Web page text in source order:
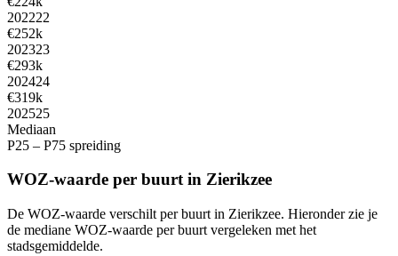
202222
€252k
202323
€293k
202424
€319k
202525
Mediaan
P25 – P75 spreiding
WOZ-waarde per buurt in Zierikzee
De WOZ-waarde verschilt per buurt in Zierikzee. Hieronder zie je
de mediane WOZ-waarde per buurt vergeleken met het
stadsgemiddelde.